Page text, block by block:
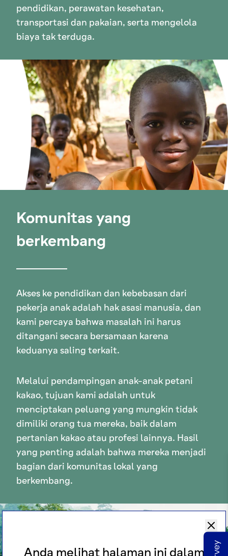
Anda melihat halaman ini dalam
pendidikan, perawatan kesehatan,
transportasi dan pakaian, serta mengelola
biaya tak terduga.
Komunitas yang
berkembang
Akses ke pendidikan dan kebebasan dari
pekerja anak adalah hak asasi manusia, dan
kami percaya bahwa masalah ini harus
ditangani secara bersamaan karena
keduanya saling terkait.
Melalui pendampingan anak-anak petani
kakao, tujuan kami adalah untuk
menciptakan peluang yang mungkin tidak
dimiliki orang tua mereka, baik dalam
pertanian kakao atau profesi lainnya. Hasil
yang penting adalah bahwa mereka menjadi
bagian dari komunitas lokal yang
berkembang.